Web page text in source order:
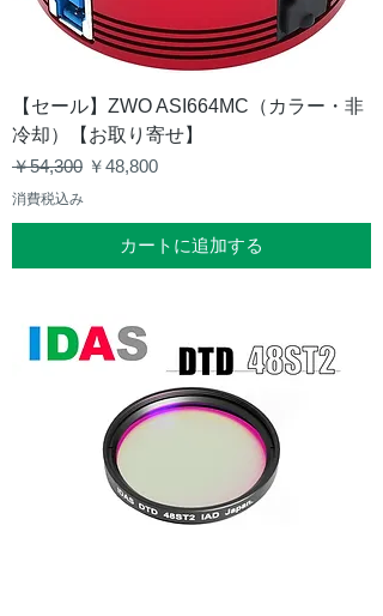
【セール】ZWO ASI664MC（カラー・非
冷却）【お取り寄せ】
通常価格
￥54,300 セール価格
￥48,800
消費税込み
カートに追加する